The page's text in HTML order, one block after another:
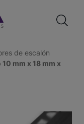
de escalón
mm x 18 mm x